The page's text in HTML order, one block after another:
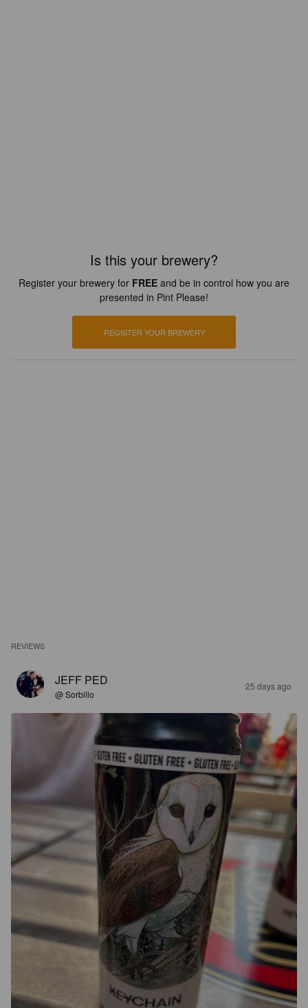
Is this your brewery?
Register your brewery for FREE and be in control how you are
presented in Pint Please!
REGISTER YOUR BREWERY
REVIEWS
JEFF PED
@ Sorbillo
25 days ago